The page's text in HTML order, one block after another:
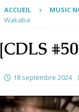
ACCUEIL MUSIC
Wakaba
[CDLS
18 septembre 2024